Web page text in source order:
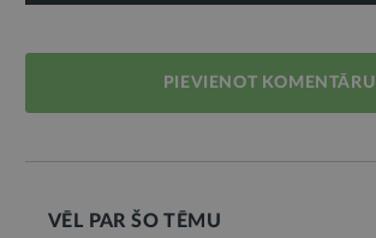
PIEVIENOT KOMENTĀRU
VĒL PAR ŠO TĒMU